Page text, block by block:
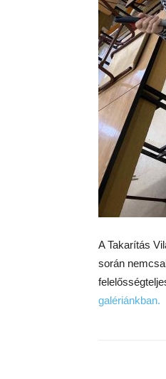
A Takarítás
során
galériánkban.